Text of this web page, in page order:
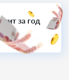
за год